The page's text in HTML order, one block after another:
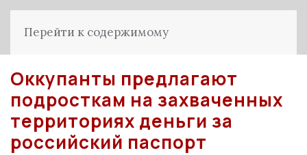
Перейти к содержимому
Оккупанты предлагают
подросткам на захваченных
территориях деньги за
российский паспорт